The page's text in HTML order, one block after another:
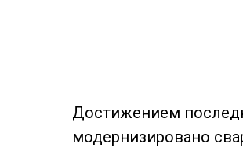
Достижением
модернизировано